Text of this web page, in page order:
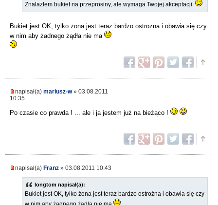
Znalazłem bukiet na przeprosiny, ale wymaga Twojej akceptacji.
Bukiet jest OK, tylko żona jest teraz bardzo ostrożna i obawia się czy
w nim aby żadnego żądła nie ma
napisał(a) mariusz-w» 03.08.2011
10:35
Po czasie co prawda ! ... ale i ja jestem już na bieżąco !
napisał(a) Franz » 03.08.2011 10:43
longtom napisał(a):
Bukiet jest OK, tylko żona jest teraz bardzo ostrożna i obawia się czy